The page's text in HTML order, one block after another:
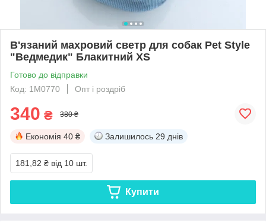
В'язаний махровий светр для собак Pet Style
"Ведмедик" Блакитний XS
Готово до відправки
Код: 1M0770
Опт і роздріб
340 ₴ 380 ₴
Економія 40 ₴ Залишилось 29 днів
181,82 ₴ від 10 шт.
Купити